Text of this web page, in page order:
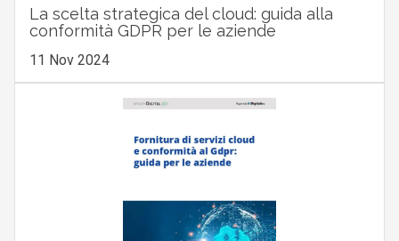
La scelta strategica del cloud: guida alla
conformità GDPR per le aziende
11 Nov 2024